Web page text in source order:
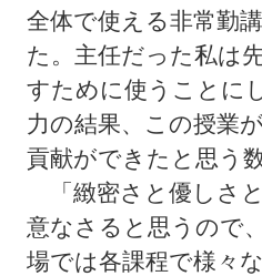
全体で使える非常勤
た。主任だった私は
すために使うことに
力の結果、この授業
貢献ができたと思う
「緻密さと優しさ
意なさると思うので
場では各課程で様々